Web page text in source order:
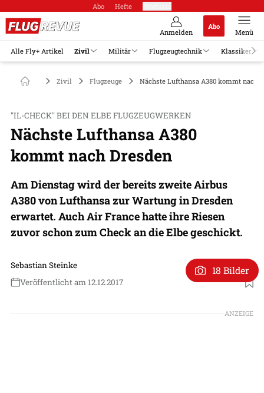
Abo Hefte
Anmelden
Abo
Menü
Alle Fly+ Artikel Zivil Militär Flugzeugtechnik Klassiker
Zivil Flugzeuge Nächste Lufthansa A380 kommt nach
"IL-CHECK" BEI DEN ELBE FLUGZEUGWERKEN
Nächste Lufthansa A380
kommt nach Dresden
Am Dienstag wird der bereits zweite Airbus
A380 von Lufthansa zur Wartung in Dresden
erwartet. Auch Air France hatte ihre Riesen
zuvor schon zum Check an die Elbe geschickt.
Sebastian Steinke
Veröffentlicht am 12.12.2017
18 Bilder
ANZEIGE